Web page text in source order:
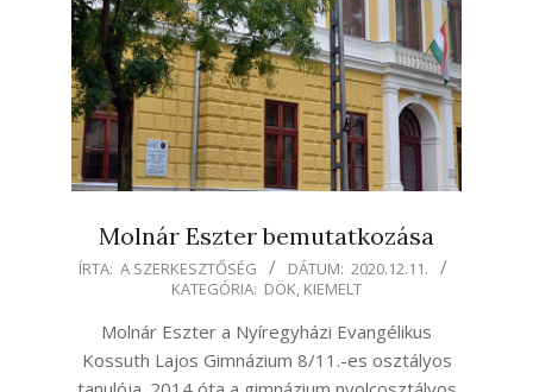
Molnár Eszter bemutatkozása
2020-
ÍRTA: A SZERKESZTŐSÉG DÁTUM: 2020.12.11.
KATEGÓRIA: DÖK, KIEMELT
Molnár Eszter a Nyíregyházi Evangélikus
Kossuth Lajos Gimnázium 8/11.-es osztályos